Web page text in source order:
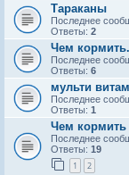
Тараканы
Последнее
Ответы: 2
Чем
Последнее
Ответы: 6
мульти
Последнее
Ответы: 1
Чем кормить
Последнее
Ответы: 19
1 2